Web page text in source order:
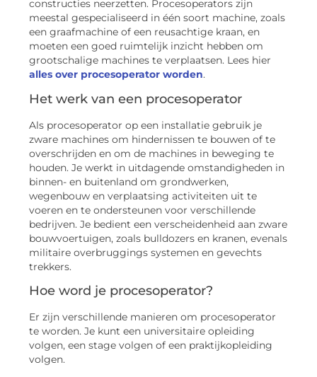
constructies neerzetten. Procesoperators zijn
meestal gespecialiseerd in één soort machine, zoals
een graafmachine of een reusachtige kraan, en
moeten een goed ruimtelijk inzicht hebben om
grootschalige machines te verplaatsen. Lees hier
alles over procesoperator worden.
Het werk van een procesoperator
Als procesoperator op een installatie gebruik je
zware machines om hindernissen te bouwen of te
overschrijden en om de machines in beweging te
houden. Je werkt in uitdagende omstandigheden in
binnen- en buitenland om grondwerken,
wegenbouw en verplaatsing activiteiten uit te
voeren en te ondersteunen voor verschillende
bedrijven. Je bedient een verscheidenheid aan zware
bouwvoertuigen, zoals bulldozers en kranen, evenals
militaire overbruggings systemen en gevechts
trekkers.
Hoe word je procesoperator?
Er zijn verschillende manieren om procesoperator
te worden. Je kunt een universitaire opleiding
volgen, een stage volgen of een praktijkopleiding
volgen.